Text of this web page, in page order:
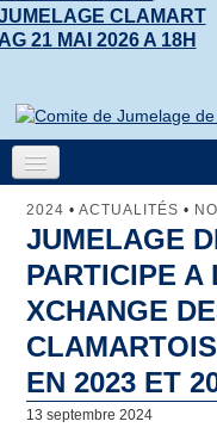
CLAMART
21 MAI 2026 A 18H
Accueil
Jumelage
Clamart
Lunebourg
North Lincolnshire
2024 • ACTUALITÉS •
JUMELAGE
PARTICIPE A
XCHANGE
EN 2023 ET
13 septembre 2024